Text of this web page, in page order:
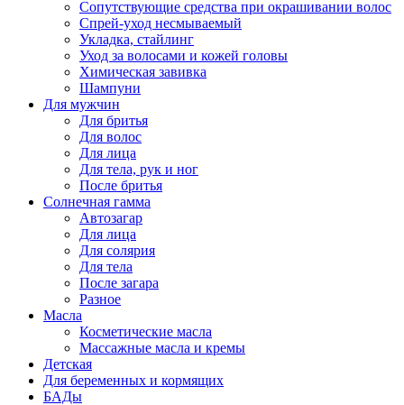
Сопутствующие средства при окрашивании волос
Спрей-уход несмываемый
Укладка, стайлинг
Уход за волосами и кожей головы
Химическая завивка
Шампуни
Для мужчин
Для бритья
Для волос
Для лица
Для тела, рук и ног
После бритья
Солнечная гамма
Автозагар
Для лица
Для солярия
Для тела
После загара
Разное
Масла
Косметические масла
Массажные масла и кремы
Детская
Для беременных и кормящих
БАДы